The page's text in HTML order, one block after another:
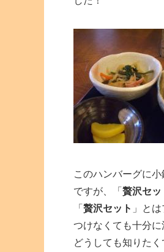
このハンバーグに
ですが、「 贅沢セッ
「 贅沢セット 」と
つけなくても十分に
どうしても知りたく